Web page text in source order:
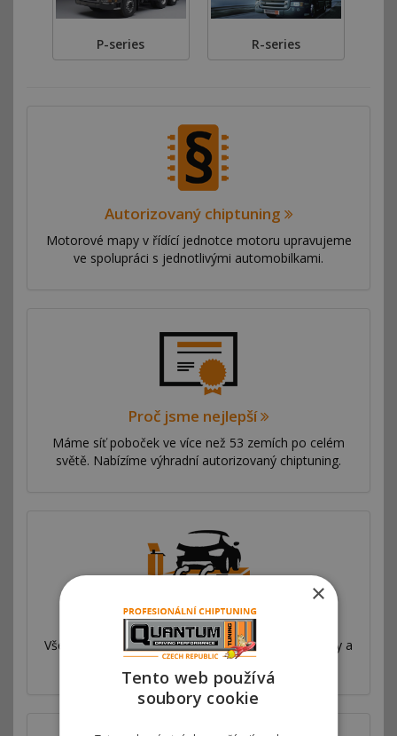
P-series R-series
Autorizovaný chiptuning
Motorové mapy v řídící jednotce motoru upravujeme
ve spolupráci s jednotlivými automobilkami.
Proč jsme nejlepší
Máme síť poboček ve více než 53 zemích po celém
světě. Nabízíme výhradní autorizovaný chiptuning.
Válcová zkušebna
Všechny naše úpravy jsou velmi důkladně testovány a
měřeny na profesionální válcové zkušebně.
×
Tento web používá
soubory cookie